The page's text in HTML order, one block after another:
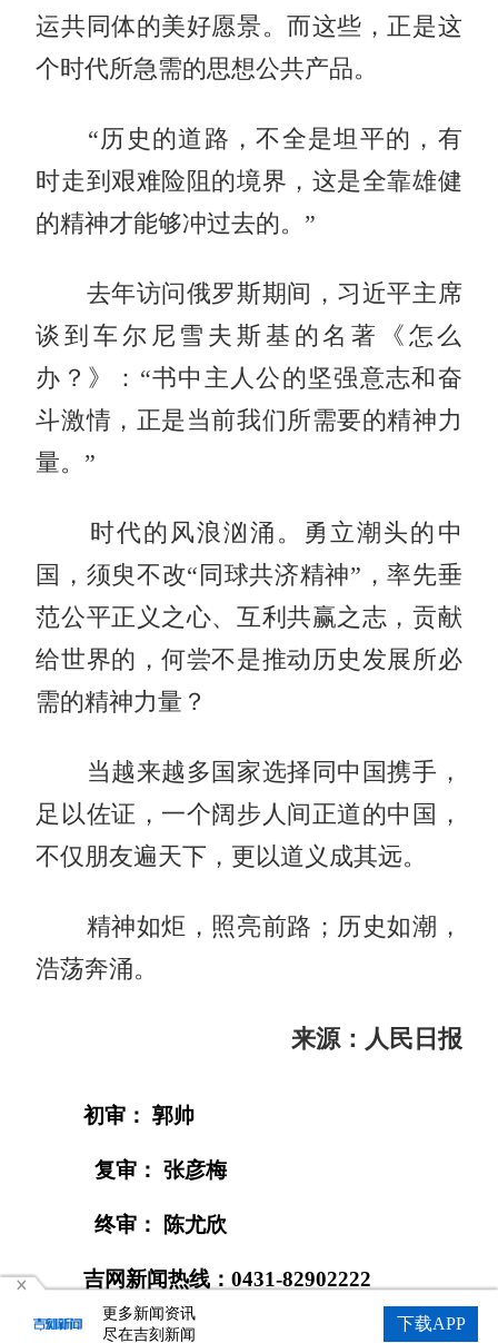
运共同体的美好愿景。而这些，正是这
个时代所急需的思想公共产品。
“历史的道路，不全是坦平的，有
时走到艰难险阻的境界，这是全靠雄健
的精神才能够冲过去的。”
去年访问俄罗斯期间，习近平主席
谈到车尔尼雪夫斯基的名著《怎么
办？》：“书中主人公的坚强意志和奋
斗激情，正是当前我们所需要的精神力
量。”
时代的风浪汹涌。勇立潮头的中
国，须臾不改“同球共济精神”，率先垂
范公平正义之心、互利共赢之志，贡献
给世界的，何尝不是推动历史发展所必
需的精神力量？
当越来越多国家选择同中国携手，
足以佐证，一个阔步人间正道的中国，
不仅朋友遍天下，更以道义成其远。
精神如炬，照亮前路；历史如潮，
浩荡奔涌。
来源：人民日报
初审： 郭帅
复审： 张彦梅
终审： 陈尤欣
吉网新闻热线：0431-82902222